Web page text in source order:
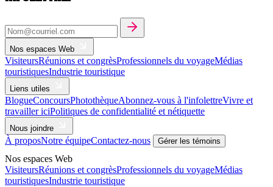
Nos espaces Web
VisiteursRéunions et congrèsProfessionnels du voyageMédias
touristiquesIndustrie touristique
Liens utiles
BlogueConcoursPhotothèqueAbonnez-vous à l'infolettreVivre et
travailler iciPolitiques de confidentialité et nétiquette
Nous joindre
À proposNotre équipeContactez-nous Gérer les témoins
Nos espaces Web
VisiteursRéunions et congrèsProfessionnels du voyageMédias
touristiquesIndustrie touristique